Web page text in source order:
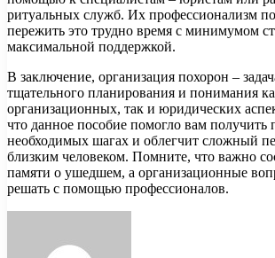
ритуальных служб. Их профессионализм
пережить это трудно время с минимумом
максимальной поддержкой.
В заключение, организация похорон –
тщательного планирования и понимания
организационных, так и юридических
что данное пособие помогло вам получить
необходимых шагах и облегчит сложный
близким человеком. Помните, что важно
памяти о ушедшем, а организационные
решать с помощью профессионалов.